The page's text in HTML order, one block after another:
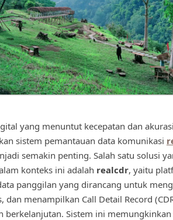
yang menuntut kecepatan dan
sistem pemantauan data komunikasi
semakin penting. Salah satu solusi
konteks ini adalah realcdr, yaitu
panggilan yang dirancang untuk
dan menampilkan Call Detail Record
berkelanjutan. Sistem ini